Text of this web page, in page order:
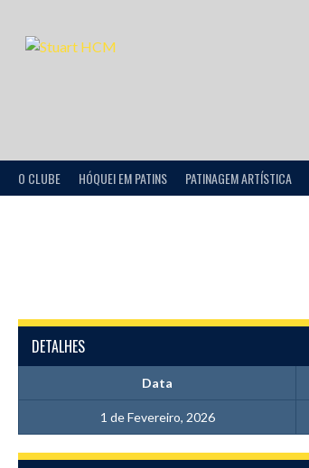
O CLUBE HÓQUEI EM PATINS PATINAGEM ARTÍSTICA
DETALHES
Data
1 de Fevereiro, 2026